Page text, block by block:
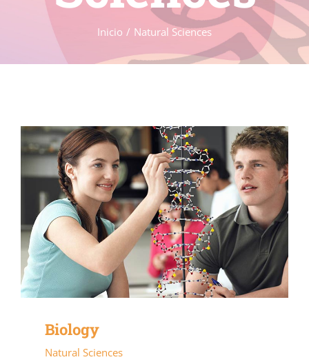
Inicio Natural Sciences
Biology
Natural Sciences